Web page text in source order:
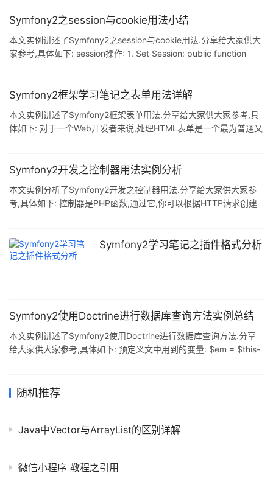
README里一般都告诉了我们它的名称,如果没有,可以在
Bundle 知道了bundle的包名之后,我们可以通过compos
Symfony2之session与cookie用法小结
本文实例讲述了Symfony2之session与cookie用法.分享给大家供大
家参考,具体如下: session操作: 1. Set Session: public function
2. Get Session: public function testGetSe
Symfony2框架学习笔记之表单用法详解
本文实例讲述了Symfony2框架表单用法.分享给大家供大家参考,具
体如下: 对于一个Web开发者来说,处理HTML表单是一个最为普通又
类库中最重要的内容. Symfony2 的Form组件是一个独立的类库,你
建一个应用程序的todo列表,需要显示一些任务.因为你的用户需要编
辑和创建任务,所
Symfony2开发之控制器用法实例分析
本文实例分析了Symfony2开发之控制器用法.分享给大家供大家参
考,具体如下: 控制器是PHP函数,通过它,你可以根据HTTP请求创建
切.控制器中包含了你应用程序需要创建响应的抽象逻辑. 接收请求,
返回响应的基本生命周期 1.每个请求都被单个前端控制器(如
Symfony2学习笔记之插件格式分析
Symfony2使用Doctrine进行数据库查询方法实例总结
本文实例讲述了Symfony2使用Doctrine进行数据库查询方法.分享
给大家供大家参考,具体如下: 预定义文中用到的变量: $em = $this-
$repository->find($id); $repository->findAll(); $repository-&
随机推荐
Java中Vector与ArrayList的区别详解
微信小程序 教程之引用